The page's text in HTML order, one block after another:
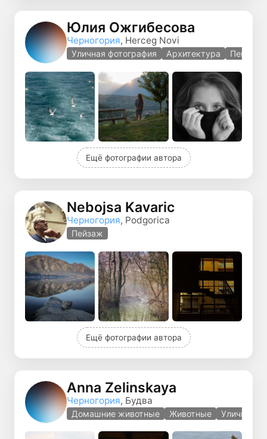
Юлия Ожгибесова
Черногория, Herceg Novi
Уличная фотография Архитектура Пейзаж
Ещё фотографии автора
Nebojsa Kavaric
Черногория, Podgorica
Пейзаж
Ещё фотографии автора
Anna Zelinskaya
Черногория, Будва
Домашние животные Животные Уличная